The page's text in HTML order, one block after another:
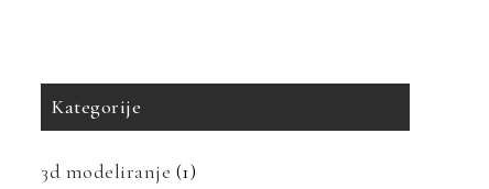
Kategorije
3d modeliranje (1)